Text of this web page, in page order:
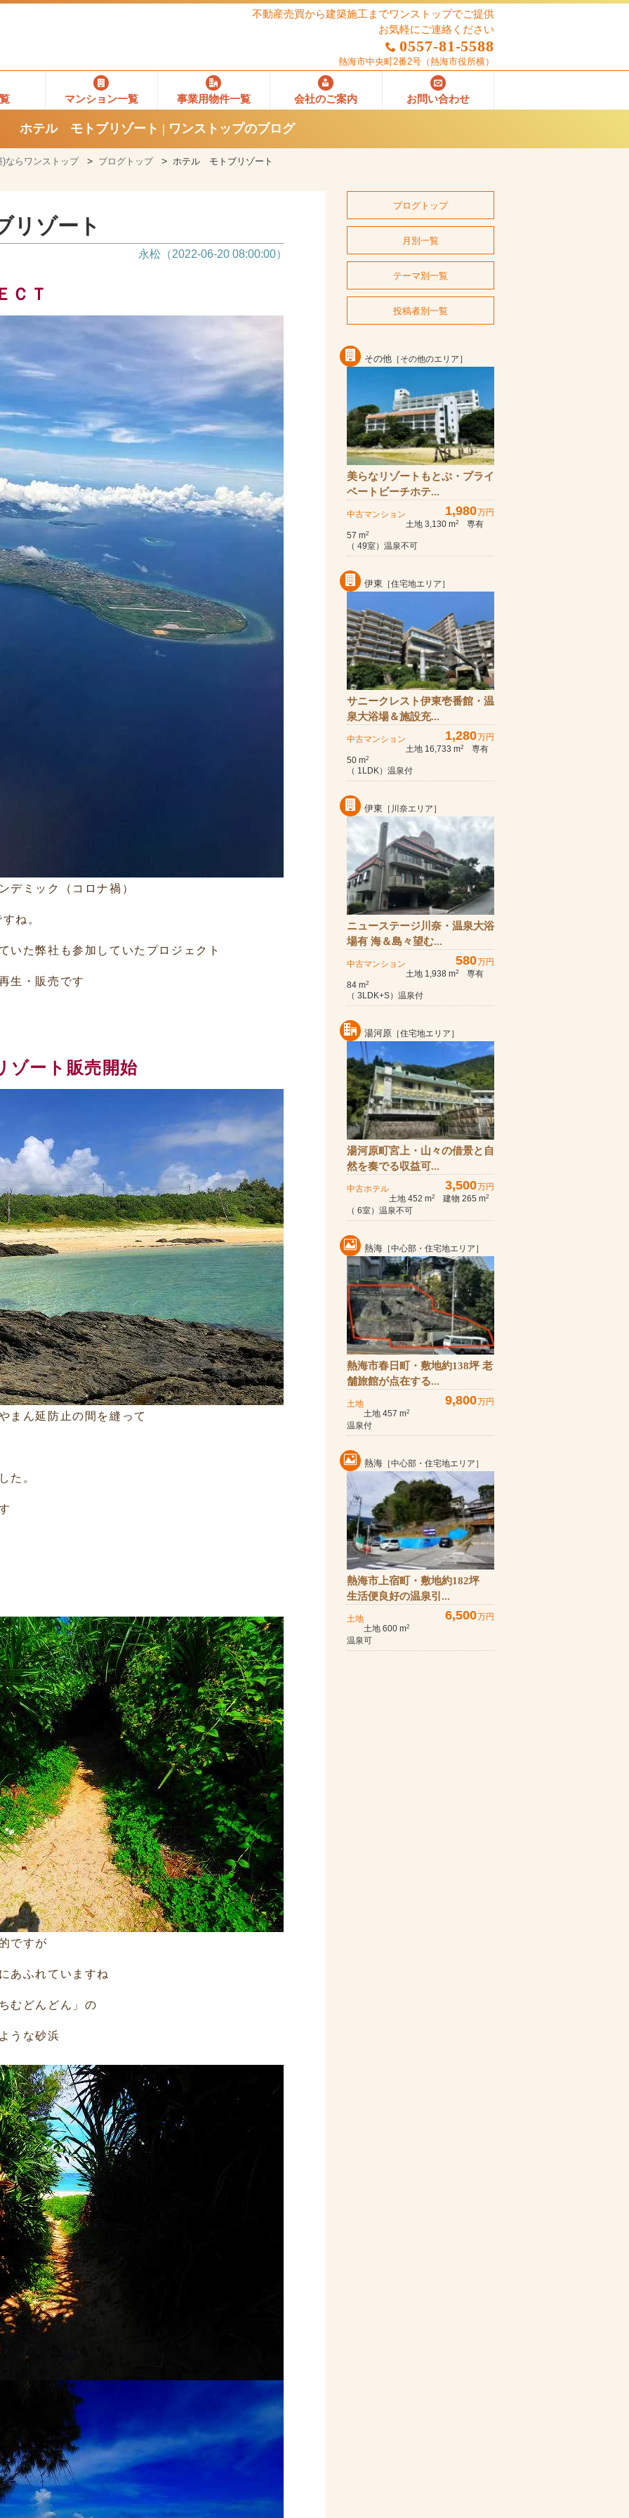
不動産売買から建築施工までワンストップでご提供
お気軽にご連絡ください
0557-81-5588
熱海市中央町2番2号 （熱海市役所横）
マンション一覧 事業用物件一覧 会社のご案内 お問い合わせ
ホテル モトブリゾート | ワンストップのブログ
ならワンストップ ブログトップ ホテル モトブリゾート
ゾート
永松（2022-06-20 08:00:00）
ＣＴ
デミック（コロナ禍）
ね。
いた弊社も参加していたプロジェクト
生・販売です
ート販売開始
まん延防止の間を縫って
た。
ですが
あふれていますね
むどんどん」の
うな砂浜
ブログトップ
月別一覧
テーマ別一覧
投稿者別一覧
その他 ［その他のエリア］
美らなリゾートもとぶ・プライ
ベートビーチホテ...
中古マンション 1,980万円
土地 3,130 m2
専有
57 m2
（ 49室）温泉不可
伊東 ［住宅地エリア］
サニークレスト伊東壱番館・温
泉大浴場＆施設充...
中古マンション 1,280万円
土地 16,733 m2
専有
50 m2
（ 1LDK）温泉付
伊東 ［川奈エリア］
ニューステージ川奈・温泉大浴
場有 海＆島々望む...
中古マンション 580万円
土地 1,938 m2
専有
84 m2
（ 3LDK+S）温泉付
湯河原 ［住宅地エリア］
湯河原町宮上・山々の借景と自
然を奏でる収益可...
中古ホテル 3,500万円
土地 452 m2 建物 265 m2
（ 6室）温泉不可
熱海 ［中心部・住宅地エリア］
熱海市春日町・敷地約138坪 老
舗旅館が点在する...
土地 9,800万円
土地 457 m2
温泉付
熱海 ［中心部・住宅地エリア］
熱海市上宿町・敷地約182坪
生活便良好の温泉引...
土地 6,500万円
土地 600 m2
温泉可